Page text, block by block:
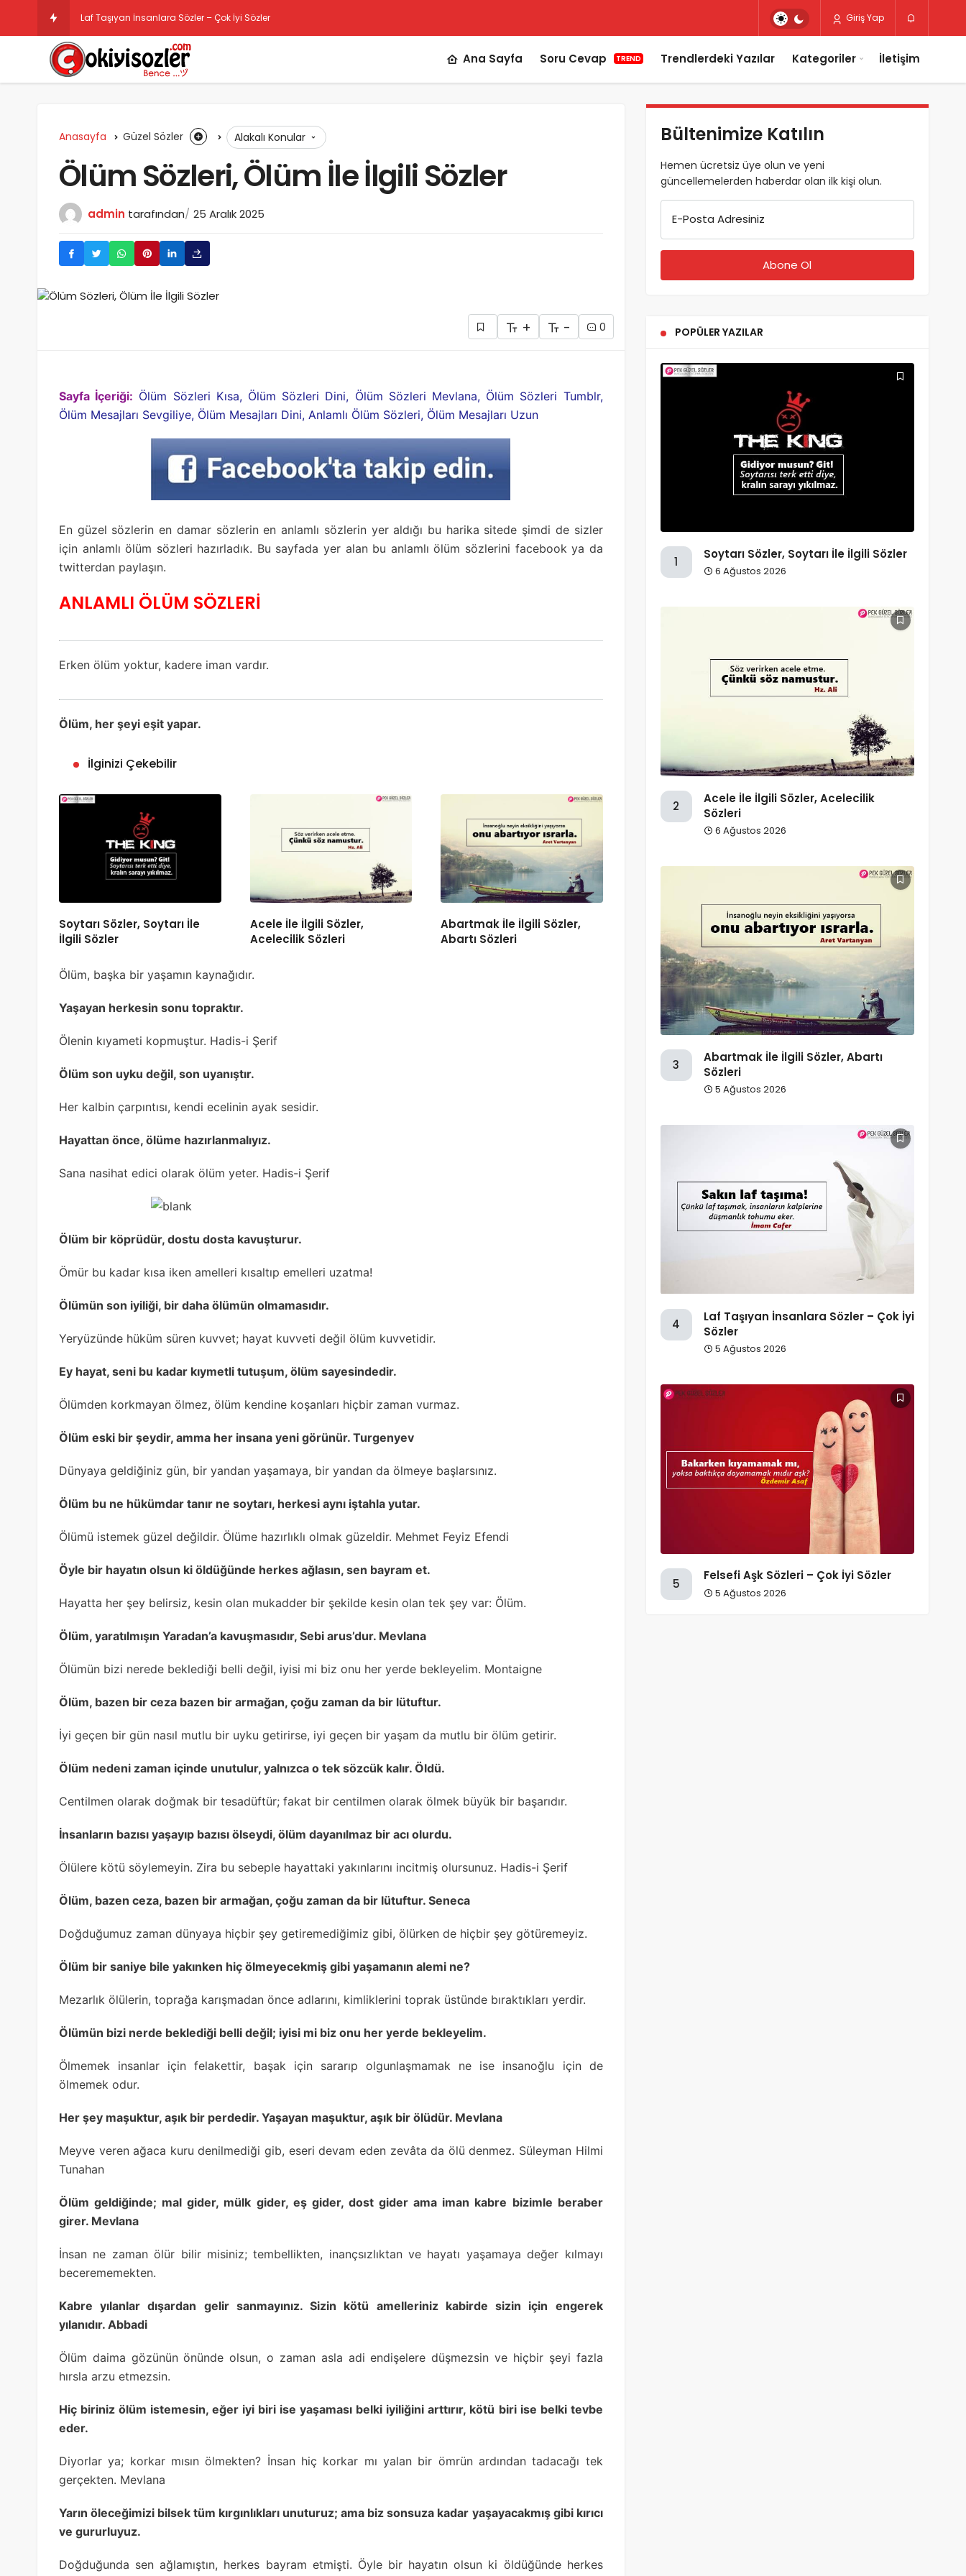
Laf Taşıyan İnsanlara Sözler – Çok İyi Sözler Giriş Yap
Ana Sayfa Soru Cevap TREND Trendlerdeki Yazılar Kategoriler İletişim
Anasayfa Güzel Sözler Alakalı Konular
Ölüm Sözleri, Ölüm İle İlgili Sözler
admin tarafından 25 Aralık 2025
+ - 0
Sayfa İçeriği: Ölüm Sözleri Kısa, Ölüm Sözleri Dini, Ölüm Sözleri Mevlana, Ölüm Sözleri Tumblr,
Ölüm Mesajları Sevgiliye, Ölüm Mesajları Dini, Anlamlı Ölüm Sözleri, Ölüm Mesajları Uzun
En güzel sözlerin en damar sözlerin en anlamlı sözlerin yer aldığı bu harika sitede şimdi de sizler
için anlamlı ölüm sözleri hazırladık. Bu sayfada yer alan bu anlamlı ölüm sözlerini facebook ya da
twitterdan paylaşın.
ANLAMLI ÖLÜM SÖZLERİ
Erken ölüm yoktur, kadere iman vardır.
Ölüm, her şeyi eşit yapar.
İlginizi Çekebilir
Soytarı Sözler, Soytarı İle
İlgili Sözler
Acele İle İlgili Sözler,
Acelecilik Sözleri
Abartmak İle İlgili Sözler,
Abartı Sözleri
Ölüm, başka bir yaşamın kaynağıdır.
Yaşayan herkesin sonu topraktır.
Ölenin kıyameti kopmuştur. Hadis-i Şerif
Ölüm son uyku değil, son uyanıştır.
Her kalbin çarpıntısı, kendi ecelinin ayak sesidir.
Hayattan önce, ölüme hazırlanmalıyız.
Sana nasihat edici olarak ölüm yeter. Hadis-i Şerif
Ölüm bir köprüdür, dostu dosta kavuşturur.
Ömür bu kadar kısa iken amelleri kısaltıp emelleri uzatma!
Ölümün son iyiliği, bir daha ölümün olmamasıdır.
Yeryüzünde hüküm süren kuvvet; hayat kuvveti değil ölüm kuvvetidir.
Ey hayat, seni bu kadar kıymetli tutuşum, ölüm sayesindedir.
Ölümden korkmayan ölmez, ölüm kendine koşanları hiçbir zaman vurmaz.
Ölüm eski bir şeydir, amma her insana yeni görünür. Turgenyev
Dünyaya geldiğiniz gün, bir yandan yaşamaya, bir yandan da ölmeye başlarsınız.
Ölüm bu ne hükümdar tanır ne soytarı, herkesi aynı iştahla yutar.
Ölümü istemek güzel değildir. Ölüme hazırlıklı olmak güzeldir. Mehmet Feyiz Efendi
Öyle bir hayatın olsun ki öldüğünde herkes ağlasın, sen bayram et.
Hayatta her şey belirsiz, kesin olan mukadder bir şekilde kesin olan tek şey var: Ölüm.
Ölüm, yaratılmışın Yaradan’a kavuşmasıdır, Sebi arus’dur. Mevlana
Ölümün bizi nerede beklediği belli değil, iyisi mi biz onu her yerde bekleyelim. Montaigne
Ölüm, bazen bir ceza bazen bir armağan, çoğu zaman da bir lütuftur.
İyi geçen bir gün nasıl mutlu bir uyku getirirse, iyi geçen bir yaşam da mutlu bir ölüm getirir.
Ölüm nedeni zaman içinde unutulur, yalnızca o tek sözcük kalır. Öldü.
Centilmen olarak doğmak bir tesadüftür; fakat bir centilmen olarak ölmek büyük bir başarıdır.
İnsanların bazısı yaşayıp bazısı ölseydi, ölüm dayanılmaz bir acı olurdu.
Ölülere kötü söylemeyin. Zira bu sebeple hayattaki yakınlarını incitmiş olursunuz. Hadis-i Şerif
Ölüm, bazen ceza, bazen bir armağan, çoğu zaman da bir lütuftur. Seneca
Doğduğumuz zaman dünyaya hiçbir şey getiremediğimiz gibi, ölürken de hiçbir şey götüremeyiz.
Ölüm bir saniye bile yakınken hiç ölmeyecekmiş gibi yaşamanın alemi ne?
Mezarlık ölülerin, toprağa karışmadan önce adlarını, kimliklerini toprak üstünde bıraktıkları yerdir.
Ölümün bizi nerde beklediği belli değil; iyisi mi biz onu her yerde bekleyelim.
Ölmemek insanlar için felakettir, başak için sararıp olgunlaşmamak ne ise insanoğlu için de
ölmemek odur.
Her şey maşuktur, aşık bir perdedir. Yaşayan maşuktur, aşık bir ölüdür. Mevlana
Meyve veren ağaca kuru denilmediği gib, eseri devam eden zevâta da ölü denmez. Süleyman Hilmi
Tunahan
Ölüm geldiğinde; mal gider, mülk gider, eş gider, dost gider ama iman kabre bizimle beraber
girer. Mevlana
İnsan ne zaman ölür bilir misiniz; tembellikten, inançsızlıktan ve hayatı yaşamaya değer kılmayı
becerememekten.
Kabre yılanlar dışardan gelir sanmayınız. Sizin kötü amelleriniz kabirde sizin için engerek
yılanıdır. Abbadi
Ölüm daima gözünün önünde olsun, o zaman asla adi endişelere düşmezsin ve hiçbir şeyi fazla
hırsla arzu etmezsin.
Hiç biriniz ölüm istemesin, eğer iyi biri ise yaşaması belki iyiliğini arttırır, kötü biri ise belki tevbe
eder.
Diyorlar ya; korkar mısın ölmekten? İnsan hiç korkar mı yalan bir ömrün ardından tadacağı tek
gerçekten. Mevlana
Yarın öleceğimizi bilsek tüm kırgınlıkları unuturuz; ama biz sonsuza kadar yaşayacakmış gibi kırıcı
ve gururluyuz.
Doğduğunda sen ağlamıştın, herkes bayram etmişti. Öyle bir hayatın olsun ki öldüğünde herkes
Bültenimize Katılın
Hemen ücretsiz üye olun ve yeni
güncellemelerden haberdar olan ilk kişi olun.
E-Posta Adresiniz
POPÜLER YAZILAR
1
Soytarı Sözler, Soytarı İle İlgili Sözler
6 Ağustos 2026
2
Acele İle İlgili Sözler, Acelecilik
Sözleri
6 Ağustos 2026
3
Abartmak İle İlgili Sözler, Abartı
Sözleri
5 Ağustos 2026
4
Laf Taşıyan İnsanlara Sözler – Çok İyi
Sözler
5 Ağustos 2026
5
Felsefi Aşk Sözleri – Çok İyi Sözler
5 Ağustos 2026